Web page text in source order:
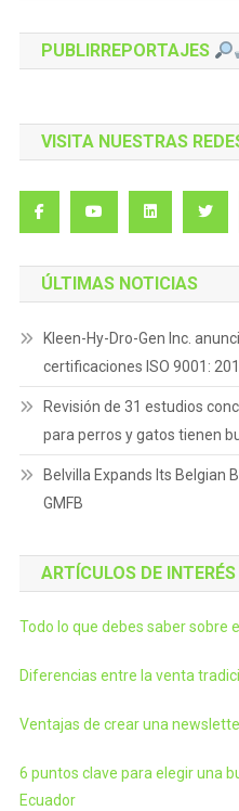
PUBLIRREPORTAJES
VISITA NUESTRAS
ÚLTIMAS NOTICIAS
Kleen-Hy-Dro-Gen Inc.
certificaciones ISO 9001:
Revisión de 31 estudios
para perros y gatos tienen
Belvilla Expands Its Belgian
GMFB
ARTÍCULOS DE INTERÉS
Todo lo que debes saber sobre
Diferencias entre la venta
Ventajas de crear una
6 puntos clave para elegir una
Ecuador